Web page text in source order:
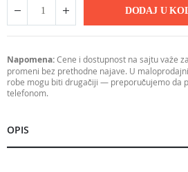
DODAJ U
Napomena:Cene i dostupnost na sajtu važe
promeni bez prethodne najave. U
robe mogu biti drugačiji — preporučujemo da
telefonom.
OPIS